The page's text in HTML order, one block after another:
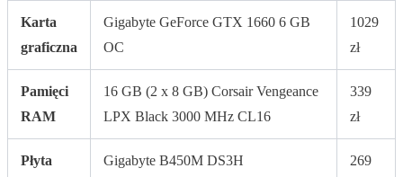
Karta
graficzna
Gigabyte GeForce GTX 1660 6 GB
OC
1029
zł
Pamięci
RAM
16 GB (2 x 8 GB) Corsair Vengeance
LPX Black 3000 MHz CL16
339
zł
Płyta
Gigabyte B450M DS3H
269